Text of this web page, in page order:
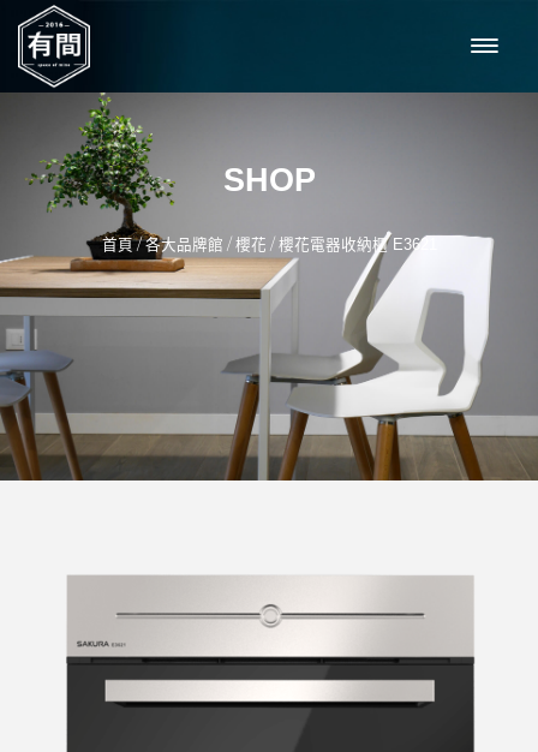
SHOP
首頁/各大品牌館 / 櫻花 / 櫻花電器收納櫃 E3621